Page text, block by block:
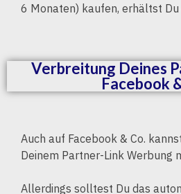
6 Monaten) kaufen, erhältst Du
Verbreitung Deines
Facebook
Auch auf Facebook & Co.
Deinem Partner-Link Werbung
Allerdings solltest Du das